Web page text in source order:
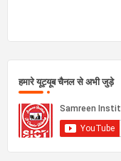
हमारे यूट्यूब चैनल से अभी जुड़े